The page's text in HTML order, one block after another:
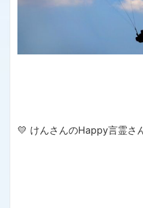
💛 けんさんのHappy言霊さ